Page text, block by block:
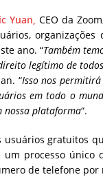
Yuan, CEO da
ano.“Também
legítimo de
“Isso nos permitirá
em todo o
nossa plataforma“.
usuários gratuitos
um processo único
de telefone por